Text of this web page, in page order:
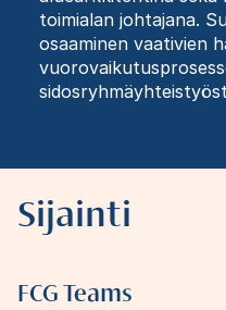
toimialan johtajana.
osaaminen vaativien
Sijainti
FCG Teams